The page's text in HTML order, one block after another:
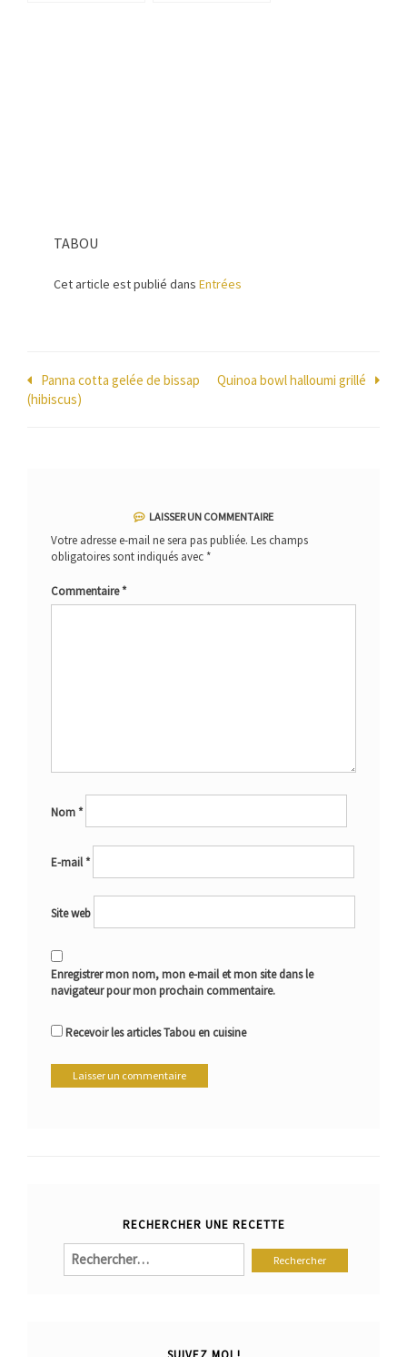
TABOU
Cet article est publié dans Entrées
Navigation
de
Panna cotta gelée de bissap
(hibiscus)
Quinoa bowl halloumi grillé
LAISSER UN COMMENTAIRE
Votre adresse e-mail ne sera pas publiée. Les champs
obligatoires sont indiqués avec *
Commentaire*
Nom*
E-mail*
Site web
Enregistrer mon nom, mon e-mail et mon site dans le
navigateur pour mon prochain commentaire.
Recevoir les articles Tabou en cuisine
RECHERCHER UNE RECETTE
Rechercher :